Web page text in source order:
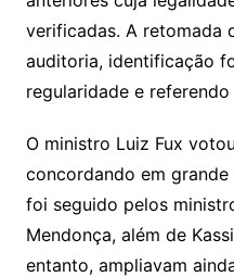
verificadas. A retomada
auditoria, identificação
regularidade e
O ministro Luiz Fux
concordando em
foi seguido pelos
Mendonça, além de
entanto, ampliavam